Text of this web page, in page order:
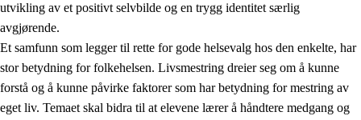
2. Prinsipper for læring, utvikling og danning
utvikling av et positivt selvbilde og en trygg identitet særlig
avgjørende.
Et samfunn som legger til rette for gode helsevalg hos den enkelte, har
stor betydning for folkehelsen. Livsmestring dreier seg om å kunne
forstå og å kunne påvirke faktorer som har betydning for mestring av
eget liv. Temaet skal bidra til at elevene lærer å håndtere medgang og